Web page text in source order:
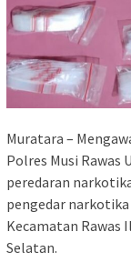
Muratara –
Polres Musi Rawas
peredaran
pengedar narkotika
Kecamatan Rawas
Selatan.